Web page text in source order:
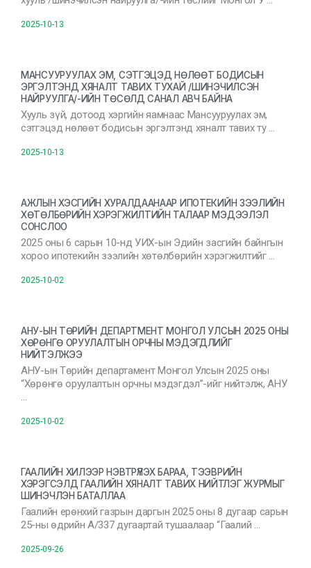
2025-10-13
МАНСУУРУУЛАХ ЭМ, СЭТГЭЦЭД НӨЛӨӨТ БОДИСЫН
ЭРГЭЛТЭНД ХЯНАЛТ ТАВИХ ТУХАЙ /ШИНЭЧИЛСЭН
НАЙРУУЛГА/-ИЙН ТӨСӨЛД САНАЛ АВЧ БАЙНА
Хууль зүй, дотоод хэргийн яамнаас Мансууруулах эм,
сэтгэцэд нөлөөт бодисын эргэлтэнд хяналт тавих ту …
2025-10-13
АЖЛЫН ХЭСГИЙН ХУРАЛДААНААР ИПОТЕКИЙН ЗЭЭЛИЙН
ХӨТӨЛБӨРИЙН ХЭРЭГЖИЛТИЙН ТАЛААР МЭДЭЭЛЭЛ
СОНСЛОО
2025 оны 6 сарын 10-нд УИХ-ын Эдийн засгийн байнгын
хороо ипотекийн зээлийн хөтөлбөрийн хэрэгжилтийг …
2025-10-02
АНУ-ЫН ТӨРИЙН ДЕПАРТМЕНТ МОНГОЛ УЛСЫН 2025 ОНЫ
ХӨРӨНГӨ ОРУУЛАЛТЫН ОРЧНЫ МЭДЭГДЛИЙГ
НИЙТЭЛЖЭЭ
АНУ-ын Төрийн департамент Монгол Улсын 2025 оны
“Хөрөнгө оруулалтын орчны мэдэгдэл”-ийг нийтэлж, АНУ
…
2025-10-02
ГААЛИЙН ХИЛЭЭР НЭВТРҮҮЛЭХ БАРАА, ТЭЭВРИЙН
ХЭРЭГСЭЛД ГААЛИЙН ХЯНАЛТ ТАВИХ НИЙТЛЭГ ЖУРМЫГ
ШИНЭЧЛЭН БАТАЛЛАА
Гаалийн ерөнхий газрын даргын 2025 оны 8 дугаар сарын
25-ны өдрийн А/337 дугаартай тушаалаар “Гаалий …
2025-09-26